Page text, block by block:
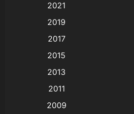
Animation อนิเมะ
Animation แอนิเมชัน
(9)
2021
2019
2017
2015
2013
2011
2009